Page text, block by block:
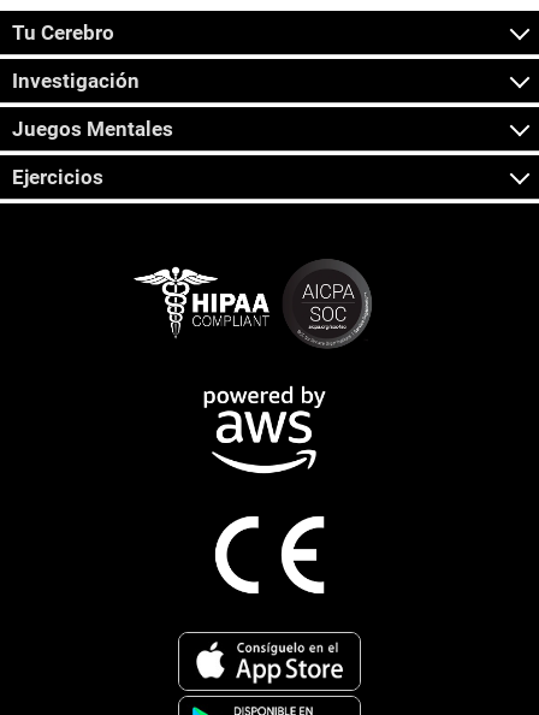
Tu Cerebro
Investigación
Juegos Mentales
Ejercicios